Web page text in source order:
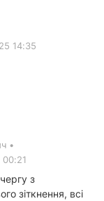
14:35
•
з
зіткнення, всі